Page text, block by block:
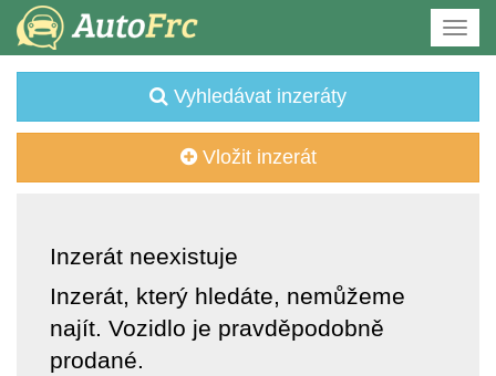
Vyhledávat inzeráty
Vložit inzerát
Inzerát neexistuje
Inzerát, který hledáte, nemůžeme
najít. Vozidlo je pravděpodobně
prodané.